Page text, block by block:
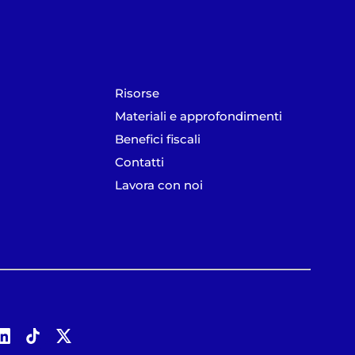
Risorse
Materiali e approfondimenti
Benefici fiscali
Contatti
Lavora con noi